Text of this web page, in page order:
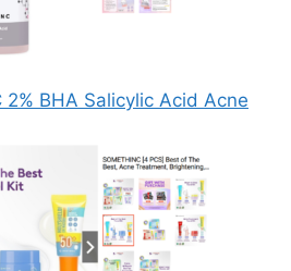
2% BHA Salicylic Acid Acne